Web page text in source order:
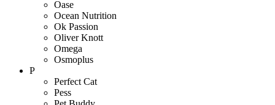
Oase
Ocean Nutrition
Ok Passion
Oliver Knott
Omega
Osmoplus
P
Perfect Cat
Pess